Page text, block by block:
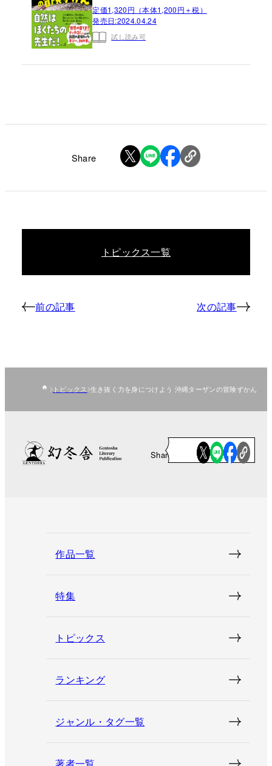
定価1,320円（本体1,200円＋税）
発売日:2024.04.24
試し読み可
Share
前の記事
トピックス一覧
次の記事
トピックス 生き抜く力を身につけよう 沖縄ターザンの冒険ずかん
Share
作品一覧
特集
トピックス
ランキング
ジャンル・タグ一覧